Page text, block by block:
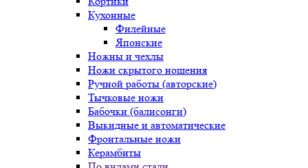
Кухонные
Филейные
Японские
Ножны и чехлы
Ножи скрытого ношения
Ручной работы (авторские)
Тычковые ножи
Бабочки (балисонги)
Выкидные и автоматические
Фронтальные ножи
Керамбиты